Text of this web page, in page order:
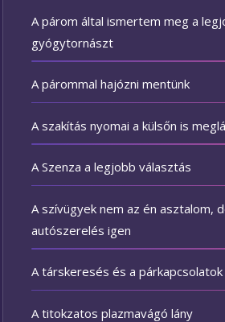
A párom által ismertem meg a
gyógytornászt
A párommal hajózni mentünk
A szakítás nyomai a külsőn is
A Szenza a legjobb választás
A szívügyek nem az én asztalom,
autószerelés igen
A társkeresés és a
A titokzatos plazmavágó lány